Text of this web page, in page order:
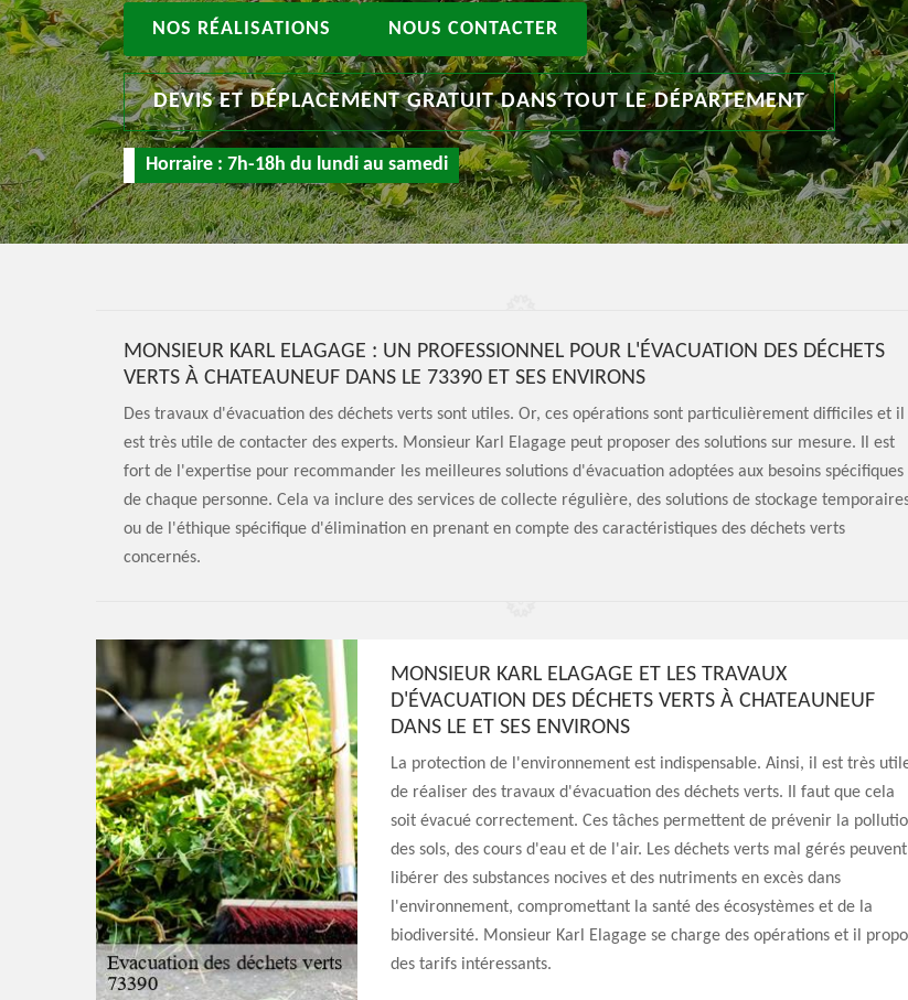
NOS RÉALISATIONS NOUS CONTACTER
DEVIS ET DÉPLACEMENT GRATUIT DANS TOUT LE DÉPARTEMENT
Horraire : 7h-18h du lundi au samedi
MONSIEUR KARL ELAGAGE : UN PROFESSIONNEL POUR L'ÉVACUATION DES DÉCHETS
VERTS À CHATEAUNEUF DANS LE 73390 ET SES ENVIRONS
Des travaux d'évacuation des déchets verts sont utiles. Or, ces opérations sont particulièrement difficiles et il
est très utile de contacter des experts. Monsieur Karl Elagage peut proposer des solutions sur mesure. Il est
fort de l'expertise pour recommander les meilleures solutions d'évacuation adoptées aux besoins spécifiques
de chaque personne. Cela va inclure des services de collecte régulière, des solutions de stockage
ou de l'éthique spécifique d'élimination en prenant en compte des caractéristiques des déchets verts
concernés.
MONSIEUR KARL ELAGAGE ET LES TRAVAUX
D'ÉVACUATION DES DÉCHETS VERTS À CHATEAUNEUF
DANS LE ET SES ENVIRONS
La protection de l'environnement est indispensable. Ainsi, il est très
de réaliser des travaux d'évacuation des déchets verts. Il faut que cela
soit évacué correctement. Ces tâches permettent de prévenir la
des sols, des cours d'eau et de l'air. Les déchets verts mal gérés peuvent
libérer des substances nocives et des nutriments en excès dans
l'environnement, compromettant la santé des écosystèmes et de la
biodiversité. Monsieur Karl Elagage se charge des opérations et il
des tarifs intéressants.